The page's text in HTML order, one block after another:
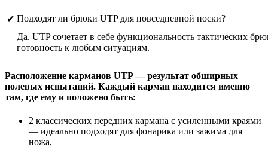
✔ Подходят ли брюки UTP для повседневной носки?
Да. UTP сочетает в себе функциональность тактических
готовность к любым ситуациям.
Расположение карманов UTP — результат обширных
полевых испытаний. Каждый карман находится именно
там, где ему и положено быть:
2 классических передних кармана с усиленными краями
— идеально подходят для фонарика или зажима для
ножа,